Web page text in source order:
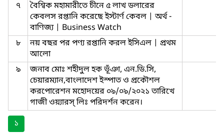
৭
বৈশ্বিক মহামারীতে চীনে ৫ লাখ ডলারের
কেবলস রপ্তানি করেছে ইস্টার্ণ কেবল | অর্থ -
বাণিজ্য | Business Watch
৮
নয় বছর পর পণ্য রপ্তানি করল ইসিএল | প্রথম
আলো
৯
জনাব মোঃ শহীদুল হক ভূঁঞা, এন.ডি.সি,
চেয়ারম্যান,বাংলাদেশ ইস্পাত ও প্রকৌশল
করপোরেশন মহোদয়ের ০৯/০৯/২০২১ তারিখে
গাজী ওয়্যারস্ লিঃ পরিদর্শন করেন।
১